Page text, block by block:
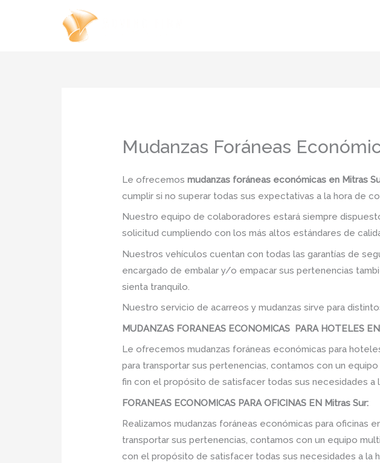
Mudanzas Foráneas
Le ofrecemos mudanzas foráneas económicas en Mitras
cumplir si no superar todas sus expectativas a la hora de
Nuestro equipo de colaboradores estará siempre
solicitud cumpliendo con los más altos estándares de
Nuestros vehículos cuentan con todas las garantías de
encargado de embalar y/o empacar sus pertenencias
sienta tranquilo.
Nuestro servicio de acarreos y mudanzas sirve para
MUDANZAS FORANEAS ECONOMICAS PARA HOTELES
Le ofrecemos mudanzas foráneas económicas para
para transportar sus pertenencias, contamos con un
fin con el propósito de satisfacer todas sus necesidades a
FORANEAS ECONOMICAS PARA OFICINAS EN Mitras Sur:
Realizamos mudanzas foráneas económicas para oficinas
transportar sus pertenencias, contamos con un equipo
con el propósito de satisfacer todas sus necesidades a la